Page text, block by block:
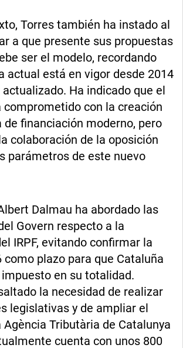
Torres también ha instado al
a que presente sus propuestas
ser el modelo, recordando
actual está en vigor desde 2014
Ha indicado que el
comprometido con la creación
de financiación moderno, pero
colaboración de la oposición
parámetros de este nuevo
Dalmau ha abordado las
Govern respecto a la
IRPF, evitando confirmar la
como plazo para que Cataluña
en su totalidad.
la necesidad de realizar
legislativas y de ampliar el
Agència Tributària de Catalunya
cuenta con unos 800